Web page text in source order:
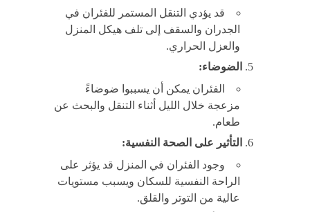
قد يؤدي التنقل المستمر للفئران في
الجدران والسقف إلى تلف هيكل المنزل
والعزل الحراري.
الضوضاء:
الفئران يمكن أن يسببوا ضوضاءً
مزعجة خلال الليل أثناء التنقل والبحث عن
طعام.
التأثير على الصحة النفسية:
وجود الفئران في المنزل قد يؤثر على
الراحة النفسية للسكان ويسبب مستويات
عالية من التوتر والقلق.